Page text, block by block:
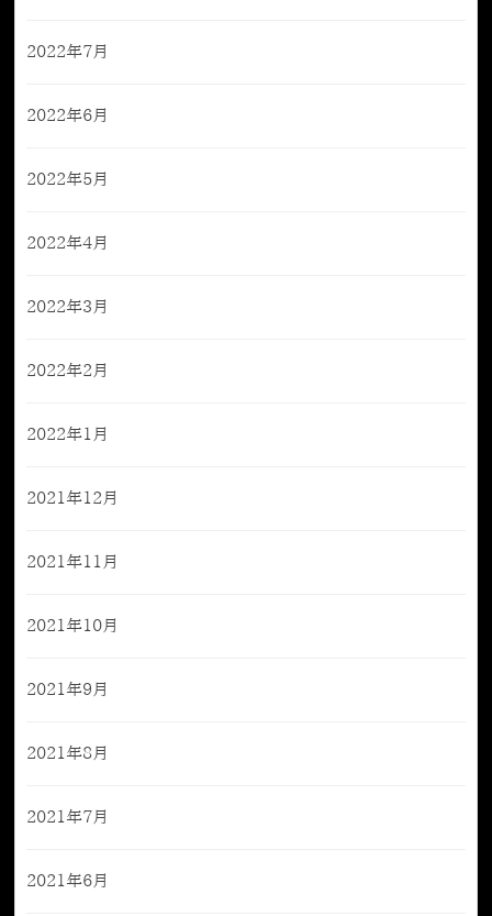
2022年7月
2022年6月
2022年5月
2022年4月
2022年3月
2022年2月
2022年1月
2021年12月
2021年11月
2021年10月
2021年9月
2021年8月
2021年7月
2021年6月